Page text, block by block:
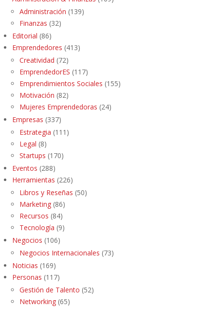
Administración (139)
Finanzas (32)
Editorial (86)
Emprendedores (413)
Creatividad (72)
EmprendedorES (117)
Emprendimientos Sociales (155)
Motivación (82)
Mujeres Emprendedoras (24)
Empresas (337)
Estrategia (111)
Legal (8)
Startups (170)
Eventos (288)
Herramientas (226)
Libros y Reseñas (50)
Marketing (86)
Recursos (84)
Tecnología (9)
Negocios (106)
Negocios Internacionales (73)
Noticias (169)
Personas (117)
Gestión de Talento (52)
Networking (65)